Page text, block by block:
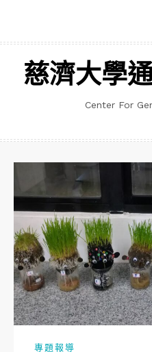
主
慈濟大學
Center For
專題報導